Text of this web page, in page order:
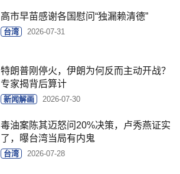
高市早苗感谢各国慰问“独漏赖清德”
台湾 2026-07-31
特朗普刚停火，伊朗为何反而主动开战？
专家揭背后算计
新闻解画 2026-07-30
毒油案陈其迈怒问20%决策，卢秀燕证实
了，曝台湾当局有内鬼
台湾 2026-07-28